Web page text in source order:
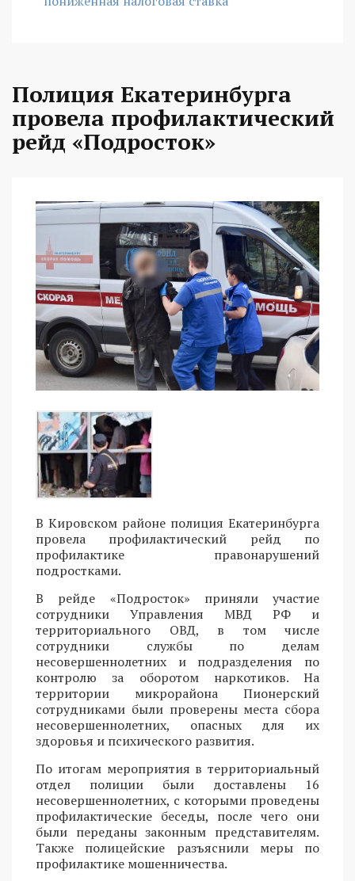
Полиция Екатеринбурга
провела профилактический
рейд «Подросток»
В Кировском районе полиция Екатеринбурга
провела профилактический рейд по
профилактике правонарушений
подростками.
В рейде «Подросток» приняли участие
сотрудники Управления МВД РФ и
территориального ОВД, в том числе
сотрудники службы по делам
несовершеннолетних и подразделения по
контролю за оборотом наркотиков. На
территории микрорайона Пионерский
сотрудниками были проверены места сбора
несовершеннолетних, опасных для их
здоровья и психического развития.
По итогам мероприятия в территориальный
отдел полиции были доставлены 16
несовершеннолетних, с которыми проведены
профилактические беседы, после чего они
были переданы законным представителям.
Также полицейские разъяснили меры по
профилактике мошенничества.